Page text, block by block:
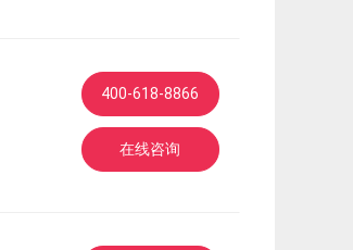
400-618-8866
在线咨询